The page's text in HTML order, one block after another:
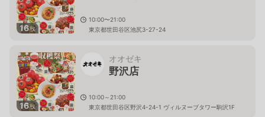
16枚
10:00〜21:00
東京都世田谷区池尻3-27-24
16枚
オオゼキ
野沢店
10:00～21:00
東京都世田谷区野沢4-24-1 ヴィルヌーブタワー駒沢1F